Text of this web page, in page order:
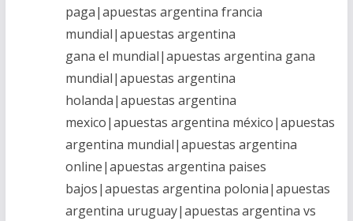
paga|apuestas argentina francia
mundial|apuestas argentina
gana el mundial|apuestas argentina gana
mundial|apuestas argentina
holanda|apuestas argentina
mexico|apuestas argentina méxico|apuestas
argentina mundial|apuestas argentina
online|apuestas argentina paises
bajos|apuestas argentina polonia|apuestas
argentina uruguay|apuestas argentina vs